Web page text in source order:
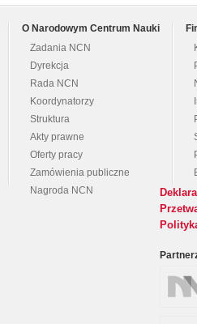
O Narodowym Centrum Nauki
Zadania NCN
Dyrekcja
Rada NCN
Koordynatorzy
Struktura
Akty prawne
Oferty pracy
Zamówienia publiczne
Nagroda NCN